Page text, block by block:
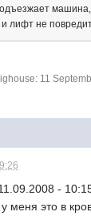
и лифт не
11
-
меня это в